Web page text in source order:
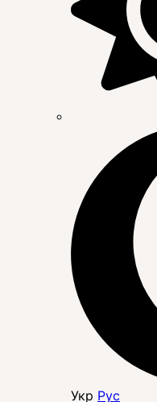
Укр Рус